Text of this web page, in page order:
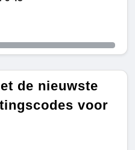
de nieuwste
voor